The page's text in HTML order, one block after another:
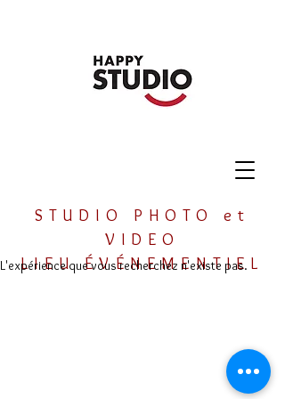
STUDIO PHOTO et
VIDEO
LIEU ÉVÉNEMENTIEL
L'expérience que vous recherchez n'existe pas.